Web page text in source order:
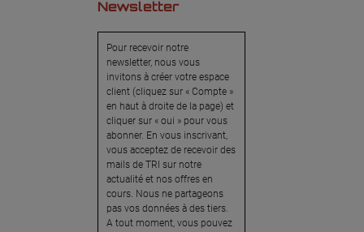
Newsletter
Pour recevoir notre
newsletter, nous vous
invitons à créer votre espace
client (cliquez sur « Compte »
en haut à droite de la page) et
cliquer sur « oui » pour vous
abonner. En vous inscrivant,
vous acceptez de recevoir des
mails de TRI sur notre
actualité et nos offres en
cours. Nous ne partageons
pas vos données à des tiers.
A tout moment, vous pouvez